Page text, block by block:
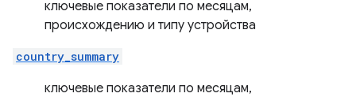
ключевые показатели по месяцам,
происхождению и типу устройства
country_summary
ключевые показатели по месяцам,